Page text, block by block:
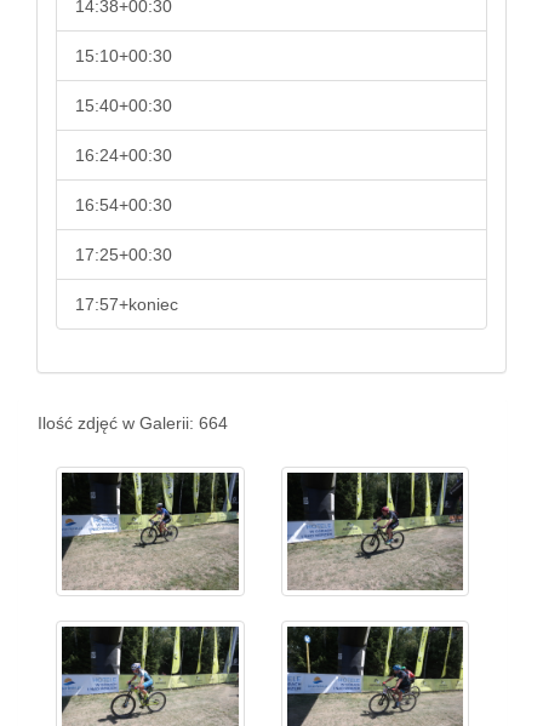
14:38+00:30
15:10+00:30
15:40+00:30
16:24+00:30
16:54+00:30
17:25+00:30
17:57+koniec
Ilość zdjęć w Galerii: 664